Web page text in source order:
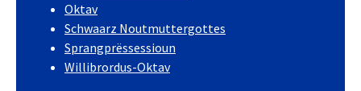
Oktav
Schwaarz Noutmuttergottes
Sprangprëssessioun
Willibrordus-Oktav